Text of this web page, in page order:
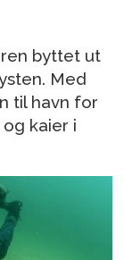
byttet ut
Med
til havn for
kaier i